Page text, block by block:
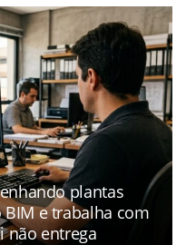
plantas
e trabalha com
não entrega